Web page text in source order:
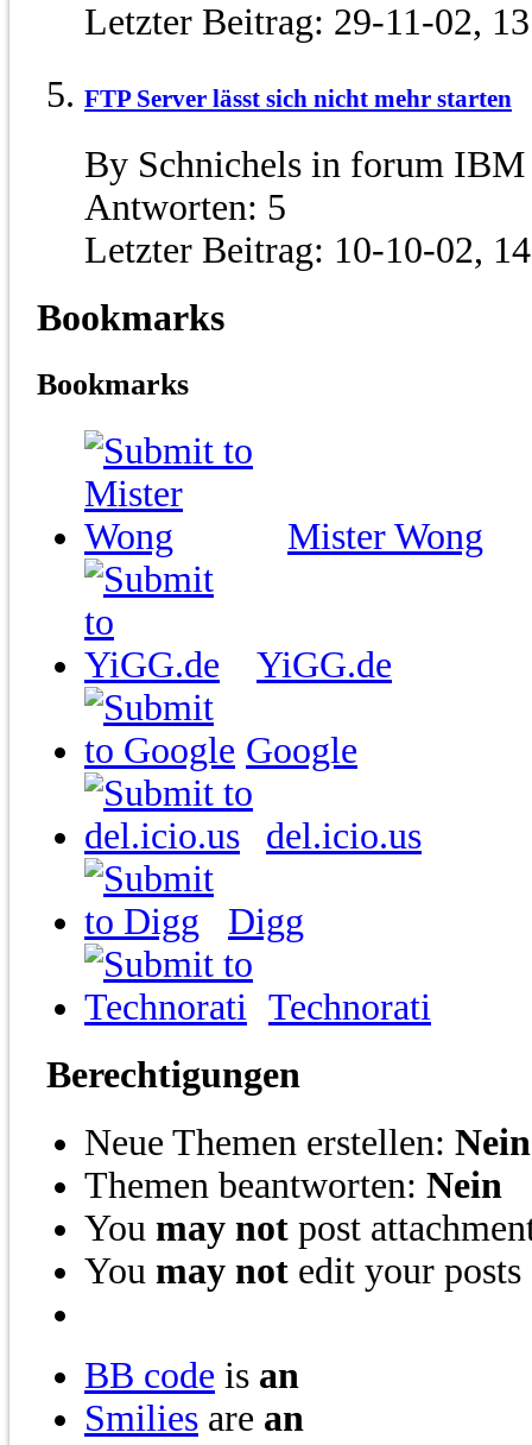
Letzter Beitrag: 29-11-02,
FTP Server lässt sich nicht mehr starten
By Schnichels in forum
Antworten: 5
Letzter Beitrag: 10-10-02,
Bookmarks
Bookmarks
Mister Wong
YiGG.de
Google
del.icio.us
Digg
Technorati
Berechtigungen
Neue Themen erstellen: Nein
Themen beantworten: Nein
You may not post
You may not edit your posts
BB code is an
Smilies are an